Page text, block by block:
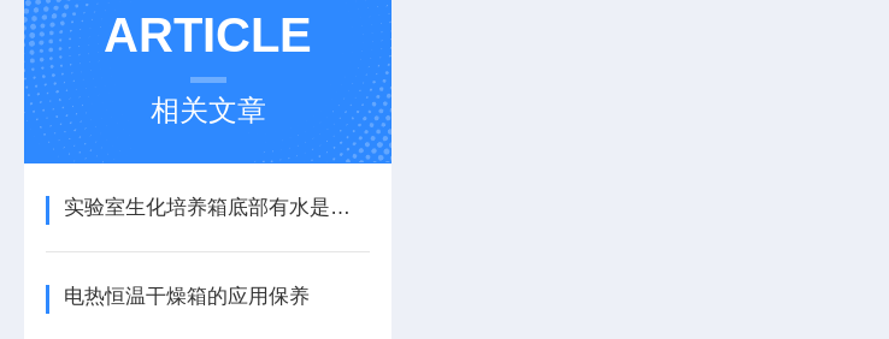
ARTICLE
相关文章
实验室生化培养箱底部有水是什么原因呢？
电热恒温干燥箱的应用保养